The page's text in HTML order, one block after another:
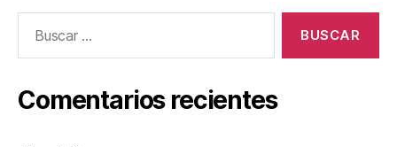
Comentarios recientes